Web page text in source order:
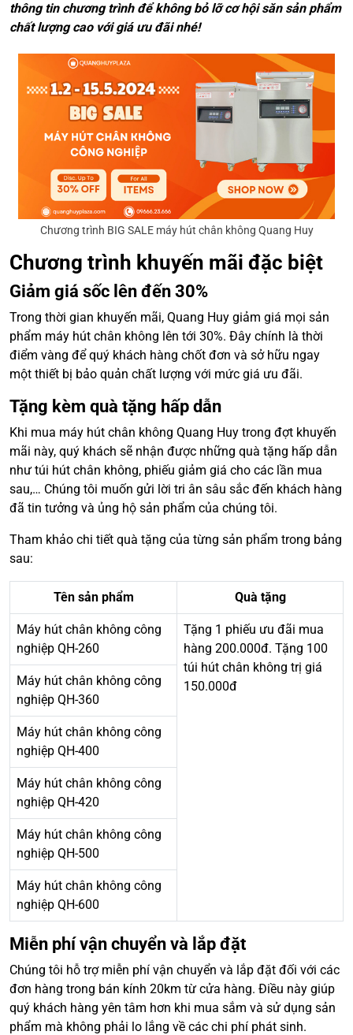
thông tin chương trình để không bỏ lỡ cơ hội săn sản phẩm
chất lượng cao với giá ưu đãi nhé!
Chương trình BIG SALE máy hút chân không Quang Huy
Chương trình khuyến mãi đặc biệt
Giảm giá sốc lên đến 30%
Trong thời gian khuyến mãi, Quang Huy giảm giá mọi sản
phẩm máy hút chân không lên tới 30%. Đây chính là thời
điểm vàng để quý khách hàng chốt đơn và sở hữu ngay
một thiết bị bảo quản chất lượng với mức giá ưu đãi.
Tặng kèm quà tặng hấp dẫn
Khi mua máy hút chân không Quang Huy trong đợt khuyến
mãi này, quý khách sẽ nhận được những quà tặng hấp dẫn
như túi hút chân không, phiếu giảm giá cho các lần mua
sau,… Chúng tôi muốn gửi lời tri ân sâu sắc đến khách hàng
đã tin tưởng và ủng hộ sản phẩm của chúng tôi.
Tham khảo chi tiết quà tặng của từng sản phẩm trong bảng
sau:
Tên sản phẩm Quà tặng
Máy hút chân không công
nghiệp QH-260
Tặng 1 phiếu ưu đãi mua
hàng 200.000đ. Tặng 100
túi hút chân không trị giá
150.000đ
Máy hút chân không công
nghiệp QH-360
Máy hút chân không công
nghiệp QH-400
Máy hút chân không công
nghiệp QH-420
Máy hút chân không công
nghiệp QH-500
Máy hút chân không công
nghiệp QH-600
Miễn phí vận chuyển và lắp đặt
Chúng tôi hỗ trợ miễn phí vận chuyển và lắp đặt đối với các
đơn hàng trong bán kính 20km từ cửa hàng. Điều này giúp
quý khách hàng yên tâm hơn khi mua sắm và sử dụng sản
phẩm mà không phải lo lắng về các chi phí phát sinh.